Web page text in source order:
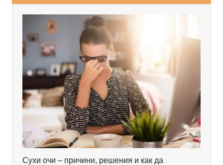
Сухи очи – причини, решения и как да